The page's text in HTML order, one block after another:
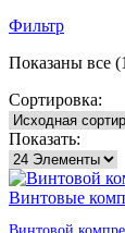
Фильтр
Показаны все
Сортировка:
Показать:
Винтовые